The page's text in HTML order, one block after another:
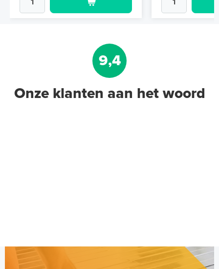
9,4
Onze klanten aan het woord